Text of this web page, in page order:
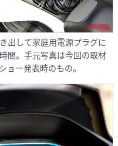
出して家庭用電源プラグに
間。手元写真は今回の取材
ョー発表時のもの。